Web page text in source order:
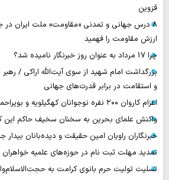
قزوین
۸ درس جهانی و تمدنی «مقاومت» ملت ایران
ارزش مقاومت را فهمید
چرا 17 مرداد به عنوان روز خبرنگار نامیده شد؟
بزرگداشت امام شهید از سوی آیت‌الله اراکی / رهبر
و استقامت در برابر قدرت‌های جهانی
اعزام کاروان ۲۰۰ نفره نوجوانان کهگیلویه و بویراحمدی به طریق الحسین (ع)
واکنش علمای بحرین به سخنان سخیف حاکم این
خبرنگاران راویان امین حقیقت و دیده‌بانان بیدار
تمدید مهلت ثبت نام در حوزه‌های علمیه خواهران
تسلیت تولیت حرم بانوی کرامت به